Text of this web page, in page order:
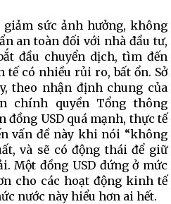
giảm sức ảnh hưởng, không
an toàn đối với nhà đầu tư,
đầu chuyển dịch, tìm đến
có nhiều rủi ro, bất ổn. Sở
theo nhận định chung của
chính quyền Tổng thông
USD quá mạnh, thực tế
vấn đề này khi nói “không
và sẽ có động thái để giữ
Một đồng USD đứng ở mức
cho các hoạt động kinh tế
nước này hiểu hơn ai hết.